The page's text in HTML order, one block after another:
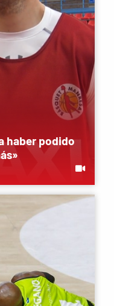
haber podido